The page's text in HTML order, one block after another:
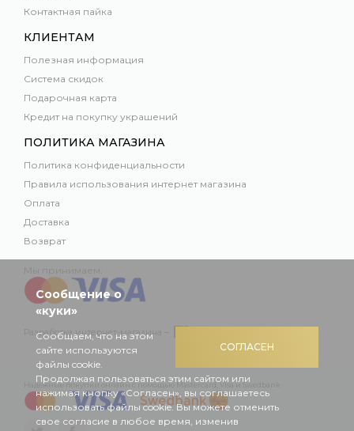
Контактная пайка
КЛИЕНТАМ
Полезная информация
Система скидок
Подарочная карта
Кредит на покупку украшений
ПОЛИТИКА МАГАЗИНА
Политика конфиденциальности
Правила использования интернет магазина
Оплата
Доставка
Возврат
Разработка интернет-магазина –
Надежные покупки онлайн с помощью Mastercard, Visa и Swedbank
СОГЛАСЕН
Сообщение о
«куки»
Сообщаем, что на этом
сайте используются
файлы cookie.
Продолжая пользоваться этим сайтом или
нажимая кнопку «Согласен», вы соглашаетесь
использовать файлы cookie. Вы можете отменить
свое согласие в любое время, изменив